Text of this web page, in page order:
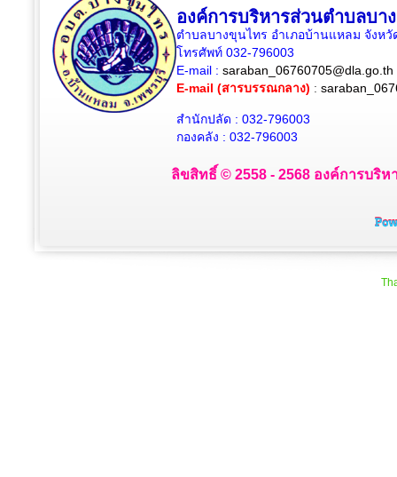
องค์การบริหารส่วนตำบลบา
ตำบลบางขุนไทร อำเภอบ้านแหลม จังหวั
โทรศัพท์ 032-796003
E-mail : saraban_06760705@dla.go.th
E-mail (สารบรรณกลาง) :
สำนักปลัด : 032-796003
กองคลัง : 032-796003
ลิขสิทธิ์ © 2558 - 2568 องค์การบริ